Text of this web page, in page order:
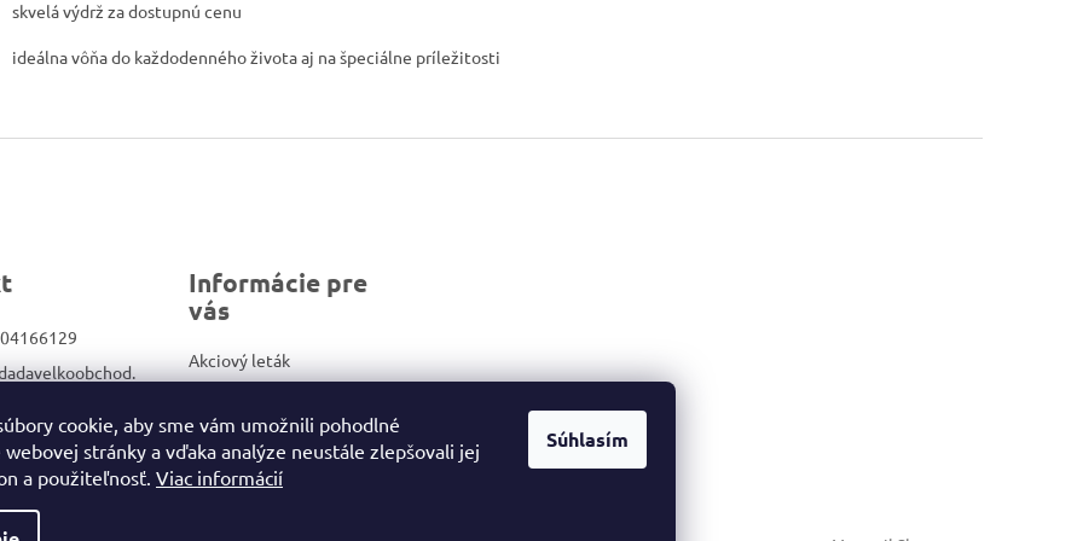
cookie, aby sme vám umožnili pohodlné
stránky a vďaka analýze neustále zlepšovali jej
a použiteľnosť. Viac informácií
Súhlasím
skvelá výdrž za dostupnú cenu
ideálna vôňa do každodenného života aj na špeciálne príležitosti
Dadadrog
Informácie pre
vás
Akciový leták
Kontakty
Obchodné podmienky/GDPR